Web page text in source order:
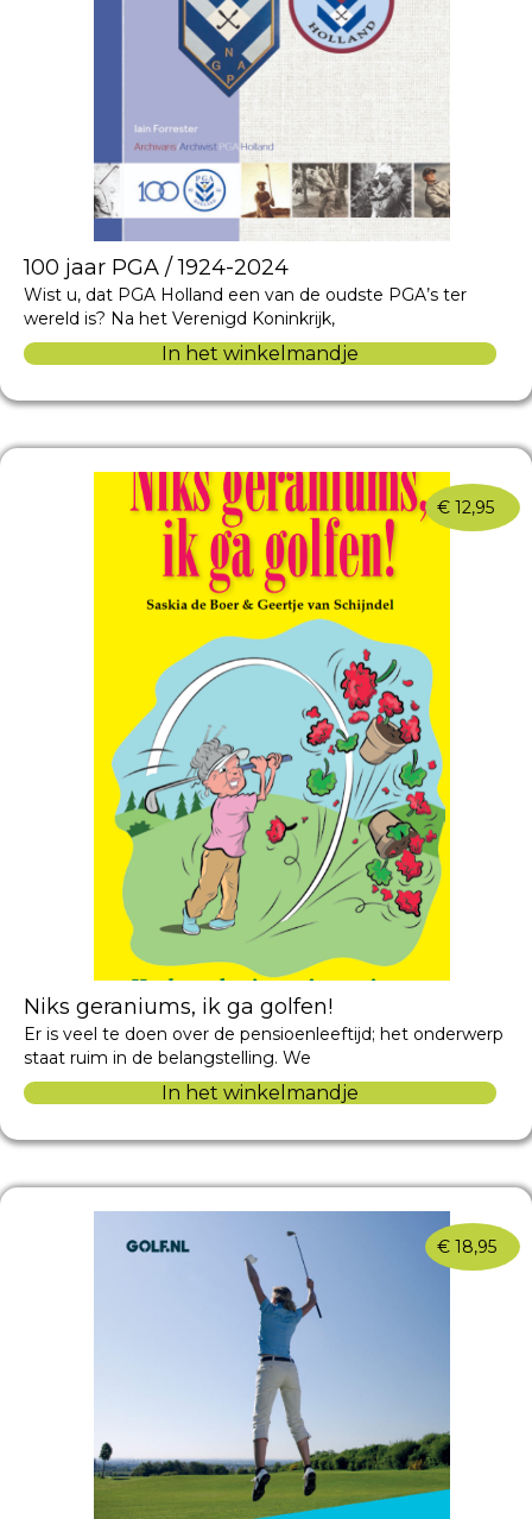
100 jaar PGA / 1924-2024
Wist u, dat PGA Holland een van de oudste PGA’s ter
wereld is? Na het Verenigd Koninkrijk,
In het winkelmandje
€ 12,95
Niks geraniums, ik ga golfen!
Er is veel te doen over de pensioenleeftijd; het onderwerp
staat ruim in de belangstelling. We
In het winkelmandje
€ 18,95